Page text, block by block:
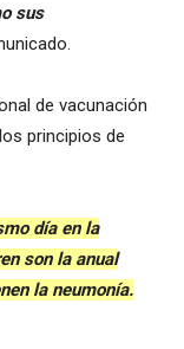
sus
de vacunación
principios de
día en la
son la anual
la neumonía.